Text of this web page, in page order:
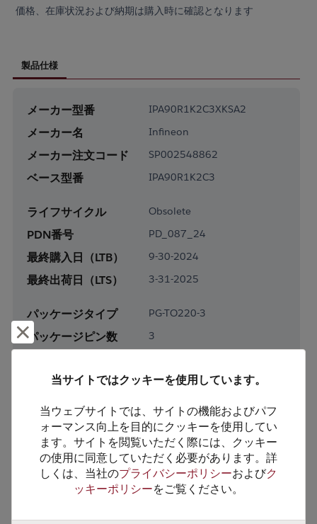
価格、在庫状況および納期は購入時に確認となります
製品仕様
メーカー型番 IPA90R1K2C3XKSA2
メーカー名 Infineon
メーカー注文コード SP002548862
ベース型番 IPA90R1K2C3
ライフサイクル Obsolete
PDN番号 PD_087_24
最終購入日（LTB） 9-30-2024
最終出荷日（LTS） 3-31-2025
パッケージタイプ PG-TO220-3
パッケージピン数 3
鉛フリー Yes
梱包形態 Tube
梱包数 50
製品カテゴリー Discretes
製品サブカテゴリー Transistor
却下して閉じる
当サイトではクッキーを使用しています。
当ウェブサイトでは、サイトの機能およびパフ
ォーマンス向上を目的にクッキーを使用してい
ます。サイトを閲覧いただく際には、クッキー
の使用に同意していただく必要があります。詳
しくは、当社のプライバシーポリシーおよびク
ッキーポリシーをご覧ください。